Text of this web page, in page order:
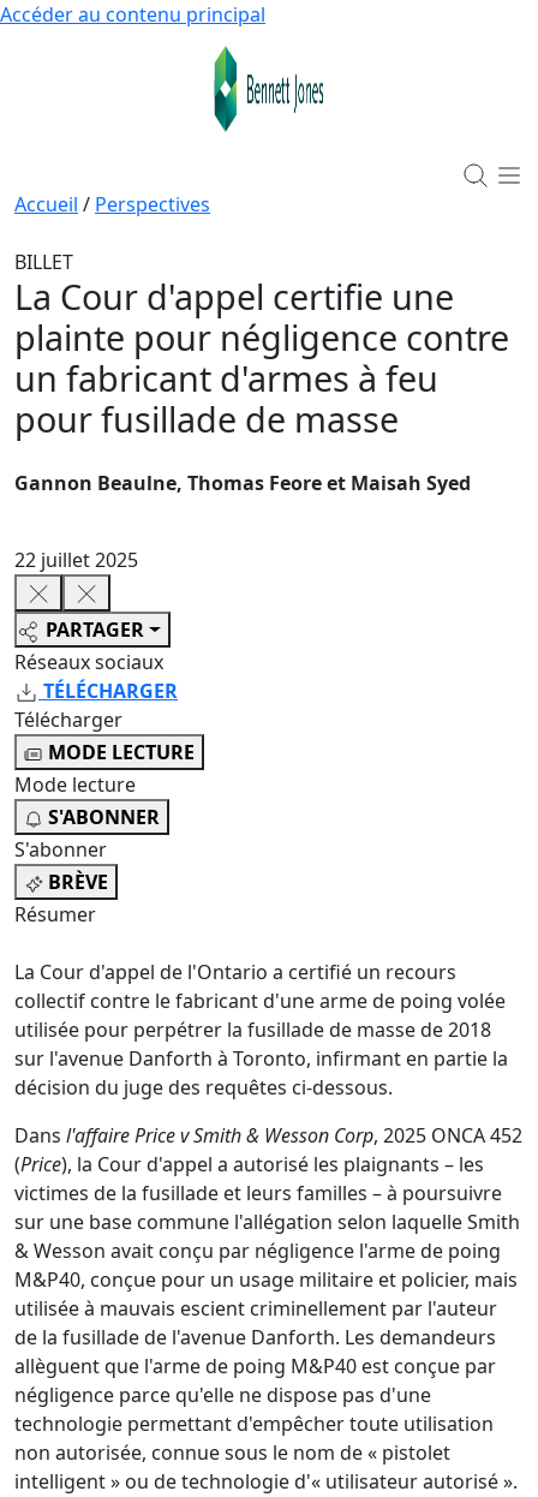
Accéder au contenu principal
Accueil / Perspectives
BILLET
La Cour d'appel certifie une
plainte pour négligence contre
un fabricant d'armes à feu
pour fusillade de masse
Gannon Beaulne, Thomas Feore et Maisah Syed
22 juillet 2025
PARTAGER
Réseaux sociaux
TÉLÉCHARGER
Télécharger
MODE LECTURE
Mode lecture
S'ABONNER
S'abonner
BRÈVE
Résumer
La Cour d'appel de l'Ontario a certifié un recours
collectif contre le fabricant d'une arme de poing volée
utilisée pour perpétrer la fusillade de masse de 2018
sur l'avenue Danforth à Toronto, infirmant en partie la
décision du juge des requêtes ci-dessous.
Dans l'affaire Price v Smith & Wesson Corp, 2025 ONCA 452
(Price), la Cour d'appel a autorisé les plaignants – les
victimes de la fusillade et leurs familles – à poursuivre
sur une base commune l'allégation selon laquelle Smith
& Wesson avait conçu par négligence l'arme de poing
M&P40, conçue pour un usage militaire et policier, mais
utilisée à mauvais escient criminellement par l'auteur
de la fusillade de l'avenue Danforth. Les demandeurs
allèguent que l'arme de poing M&P40 est conçue par
négligence parce qu'elle ne dispose pas d'une
technologie permettant d'empêcher toute utilisation
non autorisée, connue sous le nom de « pistolet
intelligent » ou de technologie d'« utilisateur autorisé ».